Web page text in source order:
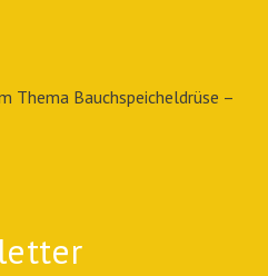
Thema Bauchspeicheldrüse –